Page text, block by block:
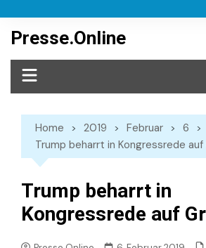
content
Presse.Online
Home 2019 Februar
6
Trump beharrt in Kongressrede
Trump beharrt in
Kongressrede auf